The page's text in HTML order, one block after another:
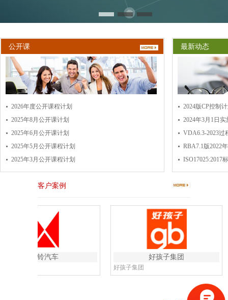
公开课
2026年度公开课程计划
2025年8月公开课计划
2025年6月公开课计划
2025年5月公开课程计划
2025年3月公开课程计划
最新动态
2024版CP控制
2024年3月1日
VDA6.3-2023过
RBA7.1版2022
ISO17025:2017
客户案例
江铃汽车 好孩子集团
好孩子集团